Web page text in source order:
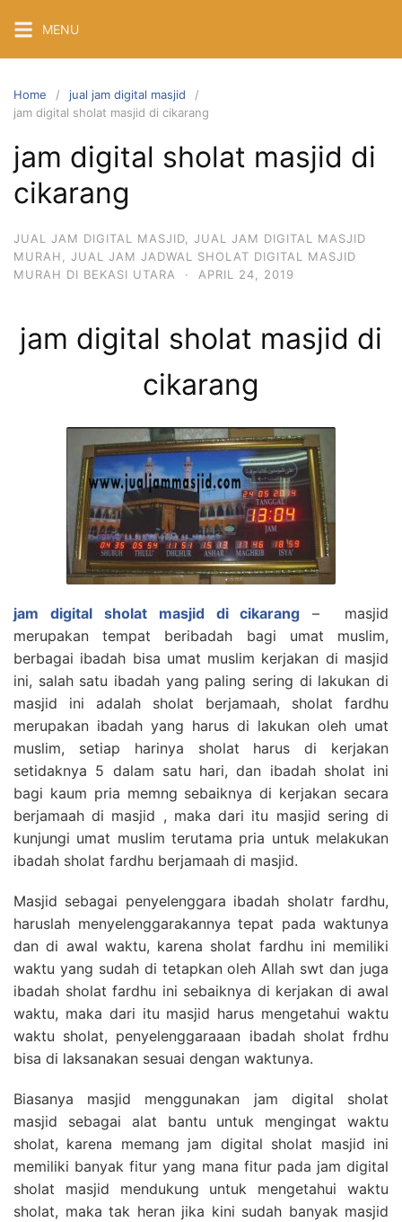
content
MENU
Home
jual jam digital masjid
jam digital sholat masjid di cikarang
jam digital sholat masjid di
cikarang
JUAL JAM DIGITAL MASJID
JUAL JAM DIGITAL MASJID
MURAH
JUAL JAM JADWAL SHOLAT DIGITAL MASJID
MURAH DI BEKASI UTARA
· APRIL 24, 2019
jam digital sholat masjid di
cikarang
jam digital sholat masjid di cikarang
– masjid
merupakan tempat beribadah bagi umat muslim,
berbagai ibadah bisa umat muslim kerjakan di masjid
ini, salah satu ibadah yang paling sering di lakukan di
masjid ini adalah sholat berjamaah, sholat fardhu
merupakan ibadah yang harus di lakukan oleh umat
muslim, setiap harinya sholat harus di kerjakan
setidaknya 5 dalam satu hari, dan ibadah sholat ini
bagi kaum pria memng sebaiknya di kerjakan secara
berjamaah di masjid , maka dari itu masjid sering di
kunjungi umat muslim terutama pria untuk melakukan
ibadah sholat fardhu berjamaah di masjid.
Masjid sebagai penyelenggara ibadah sholatr fardhu,
haruslah menyelenggarakannya tepat pada waktunya
dan di awal waktu, karena sholat fardhu ini memiliki
waktu yang sudah di tetapkan oleh Allah swt dan juga
ibadah sholat fardhu ini sebaiknya di kerjakan di awal
waktu, maka dari itu masjid harus mengetahui waktu
waktu sholat, penyelenggaraaan ibadah sholat frdhu
bisa di laksanakan sesuai dengan waktunya.
Biasanya masjid menggunakan jam digital sholat
masjid sebagai alat bantu untuk mengingat waktu
sholat, karena memang jam digital sholat masjid ini
memiliki banyak fitur yang mana fitur pada jam digital
sholat masjid mendukung untuk mengetahui waktu
sholat, maka tak heran jika kini sudah banyak masjid